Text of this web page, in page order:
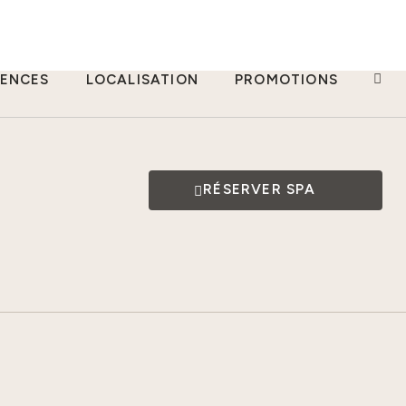
LOCALISATION PROMOTIONS
RÉSERVER SPA